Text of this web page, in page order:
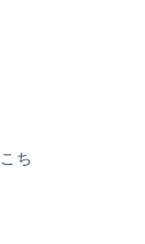
こち